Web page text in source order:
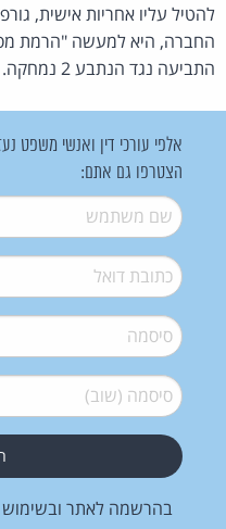
להטיל עליו אחריות אישית,
החברה, היא למעשה "הרמת
התביעה נגד הנתבע 2 נמחקה.
אלפי עורכי דין ואנשי משפט
הצטרפו גם אתם:
שם משתמש*
דואל*
סיסמה*
סיסמה (שוב)*
בהרשמה לאתר